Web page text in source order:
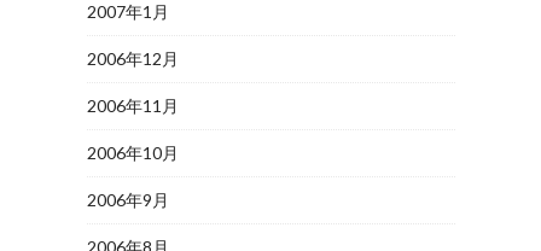
2007年1月
2006年12月
2006年11月
2006年10月
2006年9月